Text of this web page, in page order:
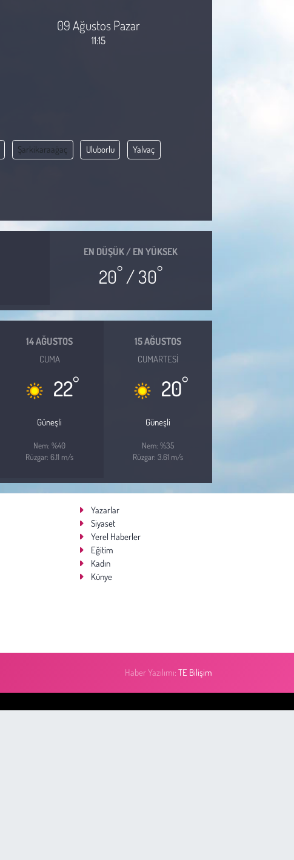
09 Ağustos Pazar
11:15
Şarkikaraağaç Uluborlu Yalvaç
EN DÜŞÜK / EN YÜKSEK
20° / 30°
14 AĞUSTOS
CUMA
22°
Güneşli
Nem: %40
Rüzgar: 6.11 m/s
15 AĞUSTOS
CUMARTESI
20°
Güneşli
Nem: %35
Rüzgar: 3.61 m/s
Yazarlar
Siyaset
Yerel Haberler
Eğitim
Kadın
Künye
Haber Yazılımı:TE Bilişim